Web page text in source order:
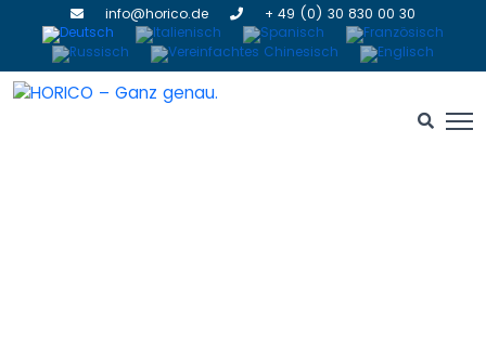
info@horico.de + 49 (0) 30 830 00 30